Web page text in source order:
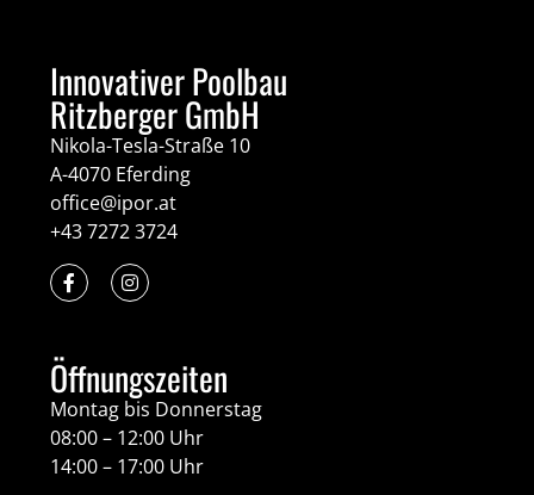
Innovativer Poolbau
Ritzberger GmbH
Nikola-Tesla-Straße 10
A-4070 Eferding
office@ipor.at
+43 7272 3724
Öffnungszeiten
Montag bis Donnerstag
08:00 – 12:00 Uhr
14:00 – 17:00 Uhr